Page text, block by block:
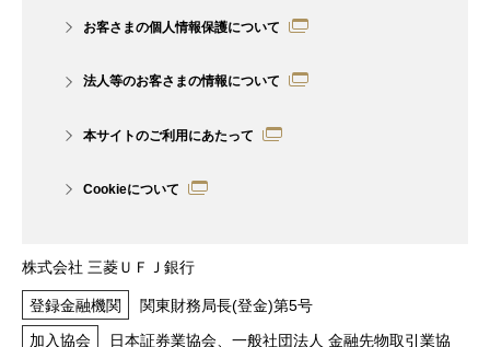
ービスの勧誘行為をすることはございま
にあたって、お客さまより情報共有の同
し、法律、税務、あるいは会計上の助言
を供するものではなく、法律、税務、あ
るいは会計上の十分性、適切性、有効・
お客さまの個人情報保護について
法人等のお客さまの情報について
本サイトのご利用にあたって
Cookieについて
株式会社 三菱ＵＦＪ銀行
登録金融機関
関東財務局長(登金)第5号
加入協会
日本証券業協会、一般社団法人 金融先物取引業協